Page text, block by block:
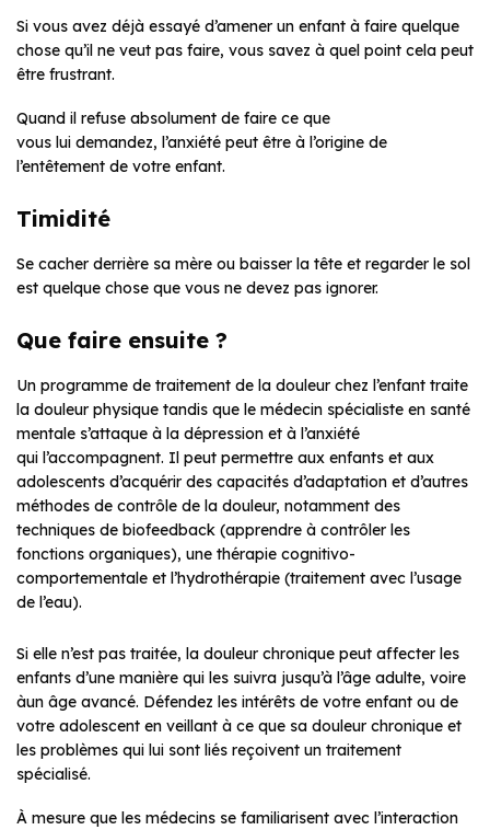
Si vous avez déjà essayé d’amener un enfant à faire quelque
chose qu’il ne veut pas faire, vous savez à quel point cela peut
être frustrant.
Quand il refuse absolument de faire ce que
vous lui demandez, l’anxiété peut être à l’origine de
l’entêtement de votre enfant.
Timidité
Se cacher derrière sa mère ou baisser la tête et regarder le sol
est quelque chose que vous ne devez pas ignorer.
Que faire ensuite ?
Un programme de traitement de la douleur chez l’enfant traite
la douleur physique tandis que le médecin spécialiste en santé
mentale s’attaque à la dépression et à l’anxiété
qui l’accompagnent. Il peut permettre aux enfants et aux
adolescents d’acquérir des capacités d’adaptation et d’autres
méthodes de contrôle de la douleur, notamment des
techniques de biofeedback (apprendre à contrôler les
fonctions organiques), une thérapie cognitivo-
comportementale et l’hydrothérapie (traitement avec l’usage
de l’eau).
Si elle n’est pas traitée, la douleur chronique peut affecter les
enfants d’une manière qui les suivra jusqu’à l’âge adulte, voire
àun âge avancé. Défendez les intérêts de votre enfant ou de
votre adolescent en veillant à ce que sa douleur chronique et
les problèmes qui lui sont liés reçoivent un traitement
spécialisé.
À mesure que les médecins se familiarisent avec l’interaction